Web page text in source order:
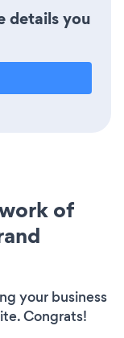
details you
of
your business
Congrats!